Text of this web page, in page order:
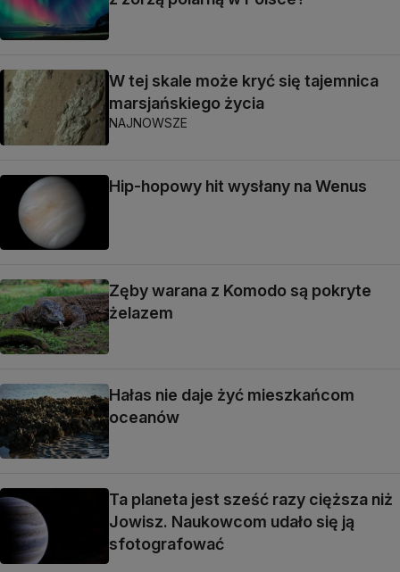
W tej skale może kryć się tajemnica
marsjańskiego życia
NAJNOWSZE
Hip-hopowy hit wysłany na Wenus
Zęby warana z Komodo są pokryte
żelazem
Hałas nie daje żyć mieszkańcom
oceanów
Ta planeta jest sześć razy cięższa niż
Jowisz. Naukowcom udało się ją
sfotografować